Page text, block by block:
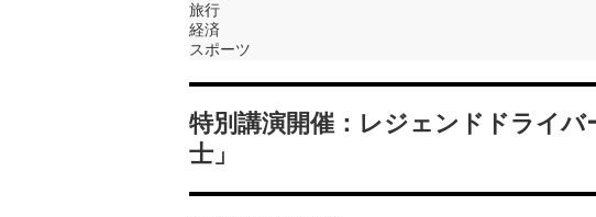
旅行
経済
スポーツ
特別講演開催：レジェンドドライ
士」